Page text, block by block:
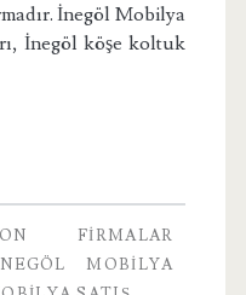
İnegöl Mobilya
İnegöl köşe koltuk
FIRMALAR
MOBILYA